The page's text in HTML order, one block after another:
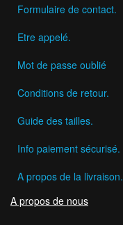
Formulaire de contact.
Etre appelé.
Mot de passe oublié
Conditions de retour.
Guide des tailles.
Info paiement sécurisé.
A propos de la livraison.
A propos de nous